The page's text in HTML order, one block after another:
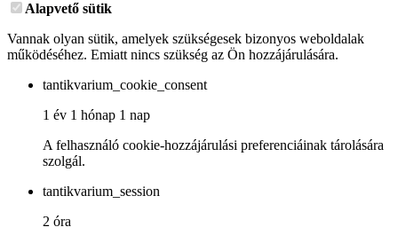
Alapvető sütik
Vannak olyan sütik, amelyek szükségesek bizonyos weboldalak
működéséhez. Emiatt nincs szükség az Ön hozzájárulására.
tantikvarium_cookie_consent
1 év 1 hónap 1 nap
A felhasználó cookie-hozzájárulási preferenciáinak tárolására
szolgál.
tantikvarium_session
2 óra